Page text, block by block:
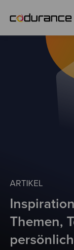
Service-
ARTIKEL
Themen,